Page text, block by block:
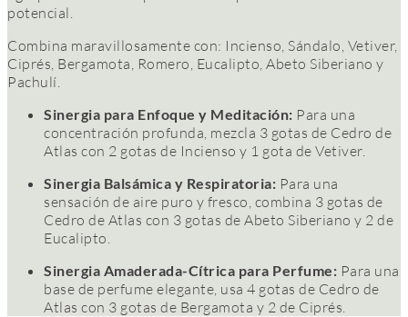
potencial.
Combina maravillosamente con: Incienso, Sándalo, Vetiver,
Ciprés, Bergamota, Romero, Eucalipto, Abeto Siberiano y
Pachulí.
Sinergia para Enfoque y Meditación: Para una
concentración profunda, mezcla 3 gotas de Cedro de
Atlas con 2 gotas de Incienso y 1 gota de Vetiver.
Sinergia Balsámica y Respiratoria: Para una
sensación de aire puro y fresco, combina 3 gotas de
Cedro de Atlas con 3 gotas de Abeto Siberiano y 2 de
Eucalipto.
Sinergia Amaderada-Cítrica para Perfume: Para una
base de perfume elegante, usa 4 gotas de Cedro de
Atlas con 3 gotas de Bergamota y 2 de Ciprés.